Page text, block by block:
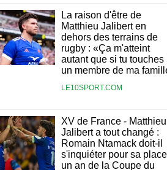
La raison d'être de
Matthieu Jalibert en
dehors des terrains de
rugby : «Ça m'atteint
autant que si tu touches
un membre de ma
LE10SPORT.COM
XV de France - Matthieu
Jalibert a tout changé :
Romain Ntamack doit-il
s'inquiéter pour sa
un an de la Coupe du